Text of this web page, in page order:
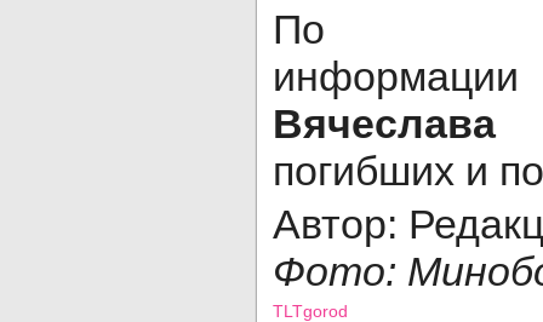
По
погибших и
Автор:
Фото:
TLTgorod